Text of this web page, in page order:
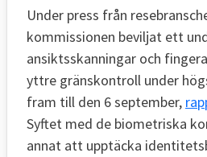
Under press från
kommissionen beviljat ett
ansiktsskanningar och
yttre gränskontroll under
fram till den 6 september,
Syftet med de biometriska
annat att upptäcka